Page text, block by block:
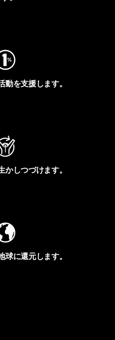
動を支援します。
かしつづけます。
球に還元します。